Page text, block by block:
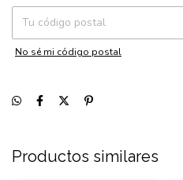
No sé mi código postal
Productos similares